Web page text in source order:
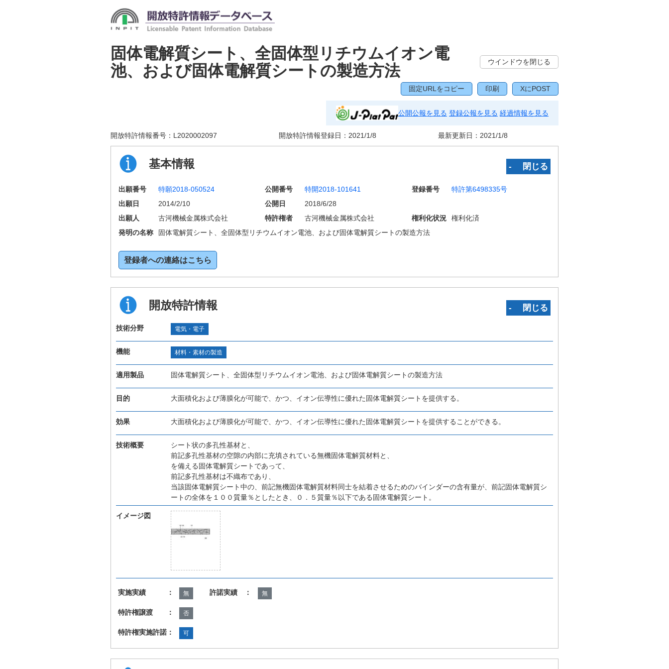
固体電解質シート、全固体型リチウムイオン電
池、および固体電解質シートの製造方法
ウインドウを閉じる
固定URLをコピー 印刷 XにPOST
公開公報を見る 登録公報を見る 経過情報を見る
開放特許情報番号： L2020002097 開放特許情報登録日： 2021/1/8 最新更新日： 2021/1/8
基本情報 ‐ 閉じる
出願番号 特願2018-050524 公開番号 特開2018-101641 登録番号
特許第6498335号
出願日
2014/2/10 公開日
2018/6/28
出願人
古河機械金属株式会社 特許権者 古河機械金属株式会社 権利化状況
権利化済
発明の名称
固体電解質シート、全固体型リチウムイオン電池、および固体電解質シートの製造方法
登録者への連絡はこちら
開放特許情報 ‐ 閉じる
技術分野 電気・電子
機能 材料・素材の製造
適用製品 固体電解質シート、全固体型リチウムイオン電池、および固体電解質シートの製造方法
目的 大面積化および薄膜化が可能で、かつ、イオン伝導性に優れた固体電解質シートを提供する。
効果 大面積化および薄膜化が可能で、かつ、イオン伝導性に優れた固体電解質シートを提供することができる。
技術概要
シート状の多孔性基材と、
前記多孔性基材の空隙の内部に充填されている無機固体電解質材料と、
を備える固体電解質シートであって、
前記多孔性基材は不織布であり、
当該固体電解質シート中の、前記無機固体電解質材料同士を結着させるためのバインダーの含有量が、前記固体電解質シ
ートの全体を１００質量％としたとき、０．５質量％以下である固体電解質シート。
イメージ図
実施実績 ： 無 許諾実績 ： 無
特許権譲渡 ： 否
特許権実施許諾： 可